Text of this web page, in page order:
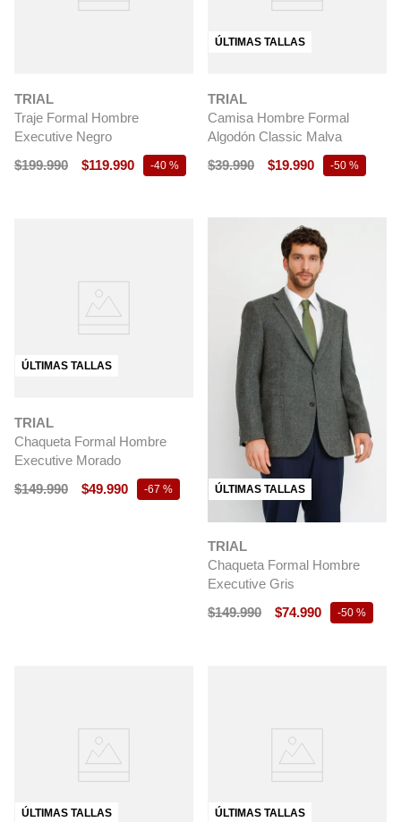
TRIAL
Traje Formal Hombre
Executive Negro
$199.990 $119.990 -40 %
ÚLTIMAS TALLAS
TRIAL
Camisa Hombre Formal
Algodón Classic Malva
$39.990 $19.990 -50 %
ÚLTIMAS TALLAS
TRIAL
Chaqueta Formal Hombre
Executive Morado
$149.990 $49.990 -67 % ÚLTIMAS TALLAS
TRIAL
Chaqueta Formal Hombre
Executive Gris
$149.990 $74.990 -50 %
ÚLTIMAS TALLAS ÚLTIMAS TALLAS